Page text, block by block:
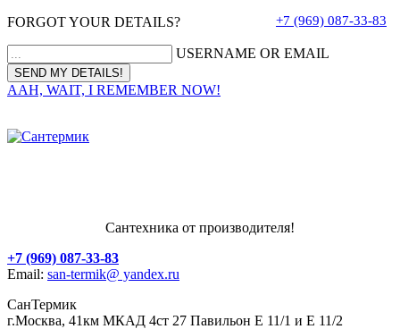
FORGOT YOUR DETAILS?
USERNAME OR EMAIL
AAH, WAIT, I REMEMBER NOW!
+7 (969) 087-33-83
Сантехника от производителя!
+7 (969) 087-33-83
Email: san-termik@ yandex.ru
СанТермик
г.Москва, 41км МКАД 4ст 27 Павильон Е 11/1 и Е 11/2